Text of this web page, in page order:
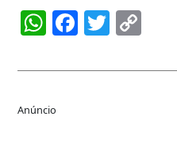
WhatsApp
Facebook
Twitter
Anúncio